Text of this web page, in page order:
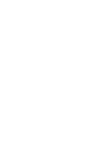
group